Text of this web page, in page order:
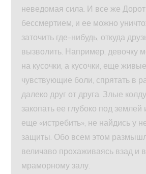
неведомая сила. И все же
бессмертием, и ее можно
заточить где-нибудь, откуда
вызволить. Например, девочку
на кусочки, а кусочки, еще
чувствующие боли, спрятать в
далеко друг от друга. Злые
закопать ее глубоко под землей
еще «истребить», не найдись у
защиты. Обо всем этом
величаво прохаживаясь взад и
мраморному залу.